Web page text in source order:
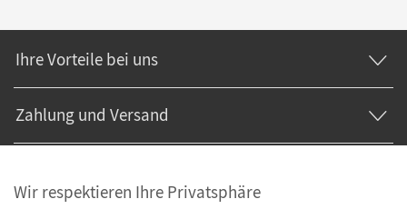
Ihre Vorteile bei uns
Zahlung und Versand
Wir respektieren Ihre Privatsphäre